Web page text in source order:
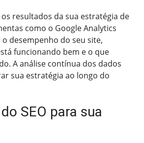
resultados da sua estratégia de
como o Google Analytics
desempenho do seu site,
funcionando bem e o que
A análise contínua dos dados
sua estratégia ao longo do
SEO para sua